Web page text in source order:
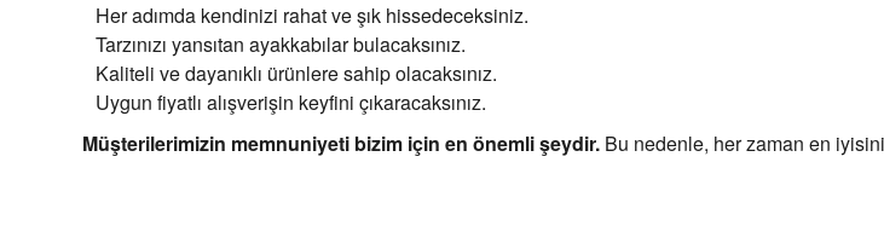
Her adımda kendinizi rahat ve şık hissedeceksiniz.
Tarzınızı yansıtan ayakkabılar bulacaksınız.
Kaliteli ve dayanıklı ürünlere sahip olacaksınız.
Uygun fiyatlı alışverişin keyfini çıkaracaksınız.
Müşterilerimizin memnuniyeti bizim için en önemli şeydir. Bu nedenle, her zaman en